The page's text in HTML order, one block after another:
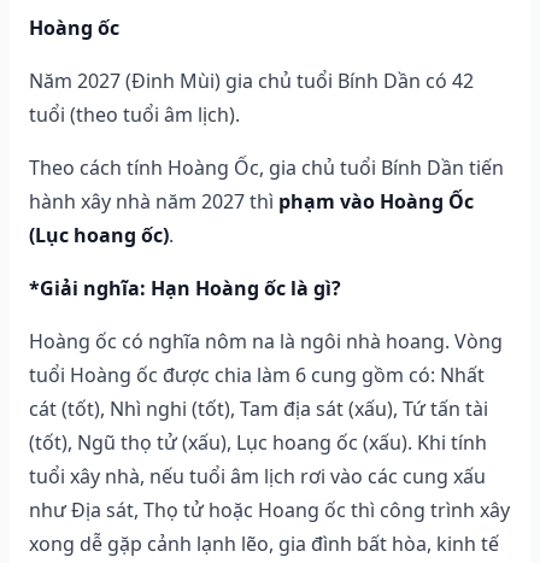
Hoàng ốc
Năm 2027 (Đinh Mùi) gia chủ tuổi Bính Dần có 42
tuổi (theo tuổi âm lịch).
Theo cách tính Hoàng Ốc, gia chủ tuổi Bính Dần tiến
hành xây nhà năm 2027 thì phạm vào Hoàng Ốc
(Lục hoang ốc).
*Giải nghĩa: Hạn Hoàng ốc là gì?
Hoàng ốc có nghĩa nôm na là ngôi nhà hoang. Vòng
tuổi Hoàng ốc được chia làm 6 cung gồm có: Nhất
cát (tốt), Nhì nghi (tốt), Tam địa sát (xấu), Tứ tấn tài
(tốt), Ngũ thọ tử (xấu), Lục hoang ốc (xấu). Khi tính
tuổi xây nhà, nếu tuổi âm lịch rơi vào các cung xấu
như Địa sát, Thọ tử hoặc Hoang ốc thì công trình xây
xong dễ gặp cảnh lạnh lẽo, gia đình bất hòa, kinh tế